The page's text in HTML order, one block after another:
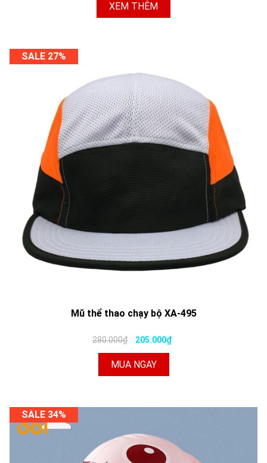
XEM THÊM
SALE 27%
Mũ thể thao chạy bộ XA-495
280.000₫ 205.000₫
MUA NGAY
SALE 34%